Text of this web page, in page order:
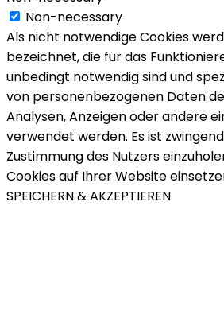
Non-necessary
Als nicht notwendige Cookies
bezeichnet, die für das
unbedingt notwendig sind und
von personenbezogenen Daten
Analysen, Anzeigen oder andere
verwendet werden. Es ist
Zustimmung des Nutzers
Cookies auf Ihrer Website
SPEICHERN & AKZEPTIEREN